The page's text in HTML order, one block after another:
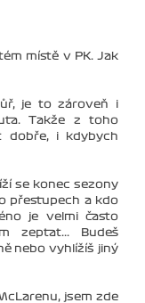
místě v PK. Jak
je to zároveň i
Takže z toho
dobře, i kdybych
se konec sezony
přestupech a kdo
je velmi často
zeptat... Budeš
nebo vyhlížíš jiný
jsem zde